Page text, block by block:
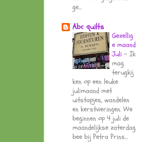
ge...
Abc quilts
Gezellig
e maand
Juli - Ik
mag
terugkij
ken op een leuke
julimaand met
uitstapjes, wandelen
en kerstvieringen. We
beginnen op 4 juli de
maandelijkse zaterdag
bee bij Petra Prins...